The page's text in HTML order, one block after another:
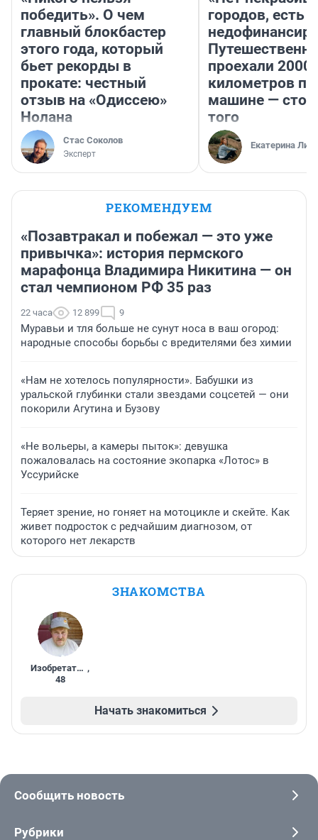
победить». О чем
главный блокбастер
этого года, который
бьет рекорды в
прокате: честный
отзыв на «Одиссею»
Нолана
Стас Соколов
Эксперт
городов, есть
проехали 2000
километров по
машине —
того
Екатерина
РЕКОМЕНДУЕМ
«Позавтракал и побежал — это уже
привычка»: история пермского
марафонца Владимира Никитина — он
стал чемпионом РФ 35 раз
22 часа 12 899 9
Муравьи и тля больше не сунут носа в ваш огород:
народные способы борьбы с вредителями без химии
«Нам не хотелось популярности». Бабушки из
уральской глубинки стали звездами соцсетей — они
покорили Агутина и Бузову
«Не вольеры, а камеры пыток»: девушка
пожаловалась на состояние экопарка «Лотос» в
Уссурийске
Теряет зрение, но гоняет на мотоцикле и скейте. Как
живет подросток с редчайшим диагнозом, от
которого нет лекарств
ЗНАКОМСТВА
Изобретатель ,
48
Начать знакомиться
Сообщить новость
Рубрики